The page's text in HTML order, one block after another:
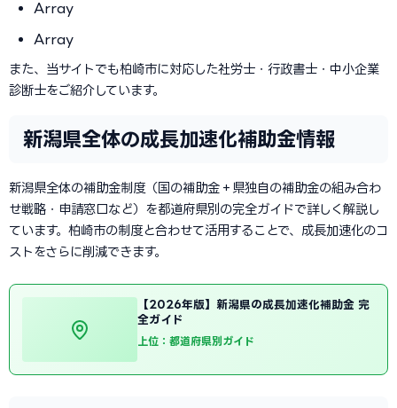
Array
Array
また、当サイトでも柏崎市に対応した社労士・行政書士・中小企業
診断士をご紹介しています。
新潟県全体の成長加速化補助金情報
新潟県全体の補助金制度（国の補助金＋県独自の補助金の組み合わ
せ戦略・申請窓口など）を都道府県別の完全ガイドで詳しく解説し
ています。柏崎市の制度と合わせて活用することで、成長加速化のコ
ストをさらに削減できます。
【2026年版】新潟県の成長加速化補助金 完
全ガイド
上位：都道府県別ガイド